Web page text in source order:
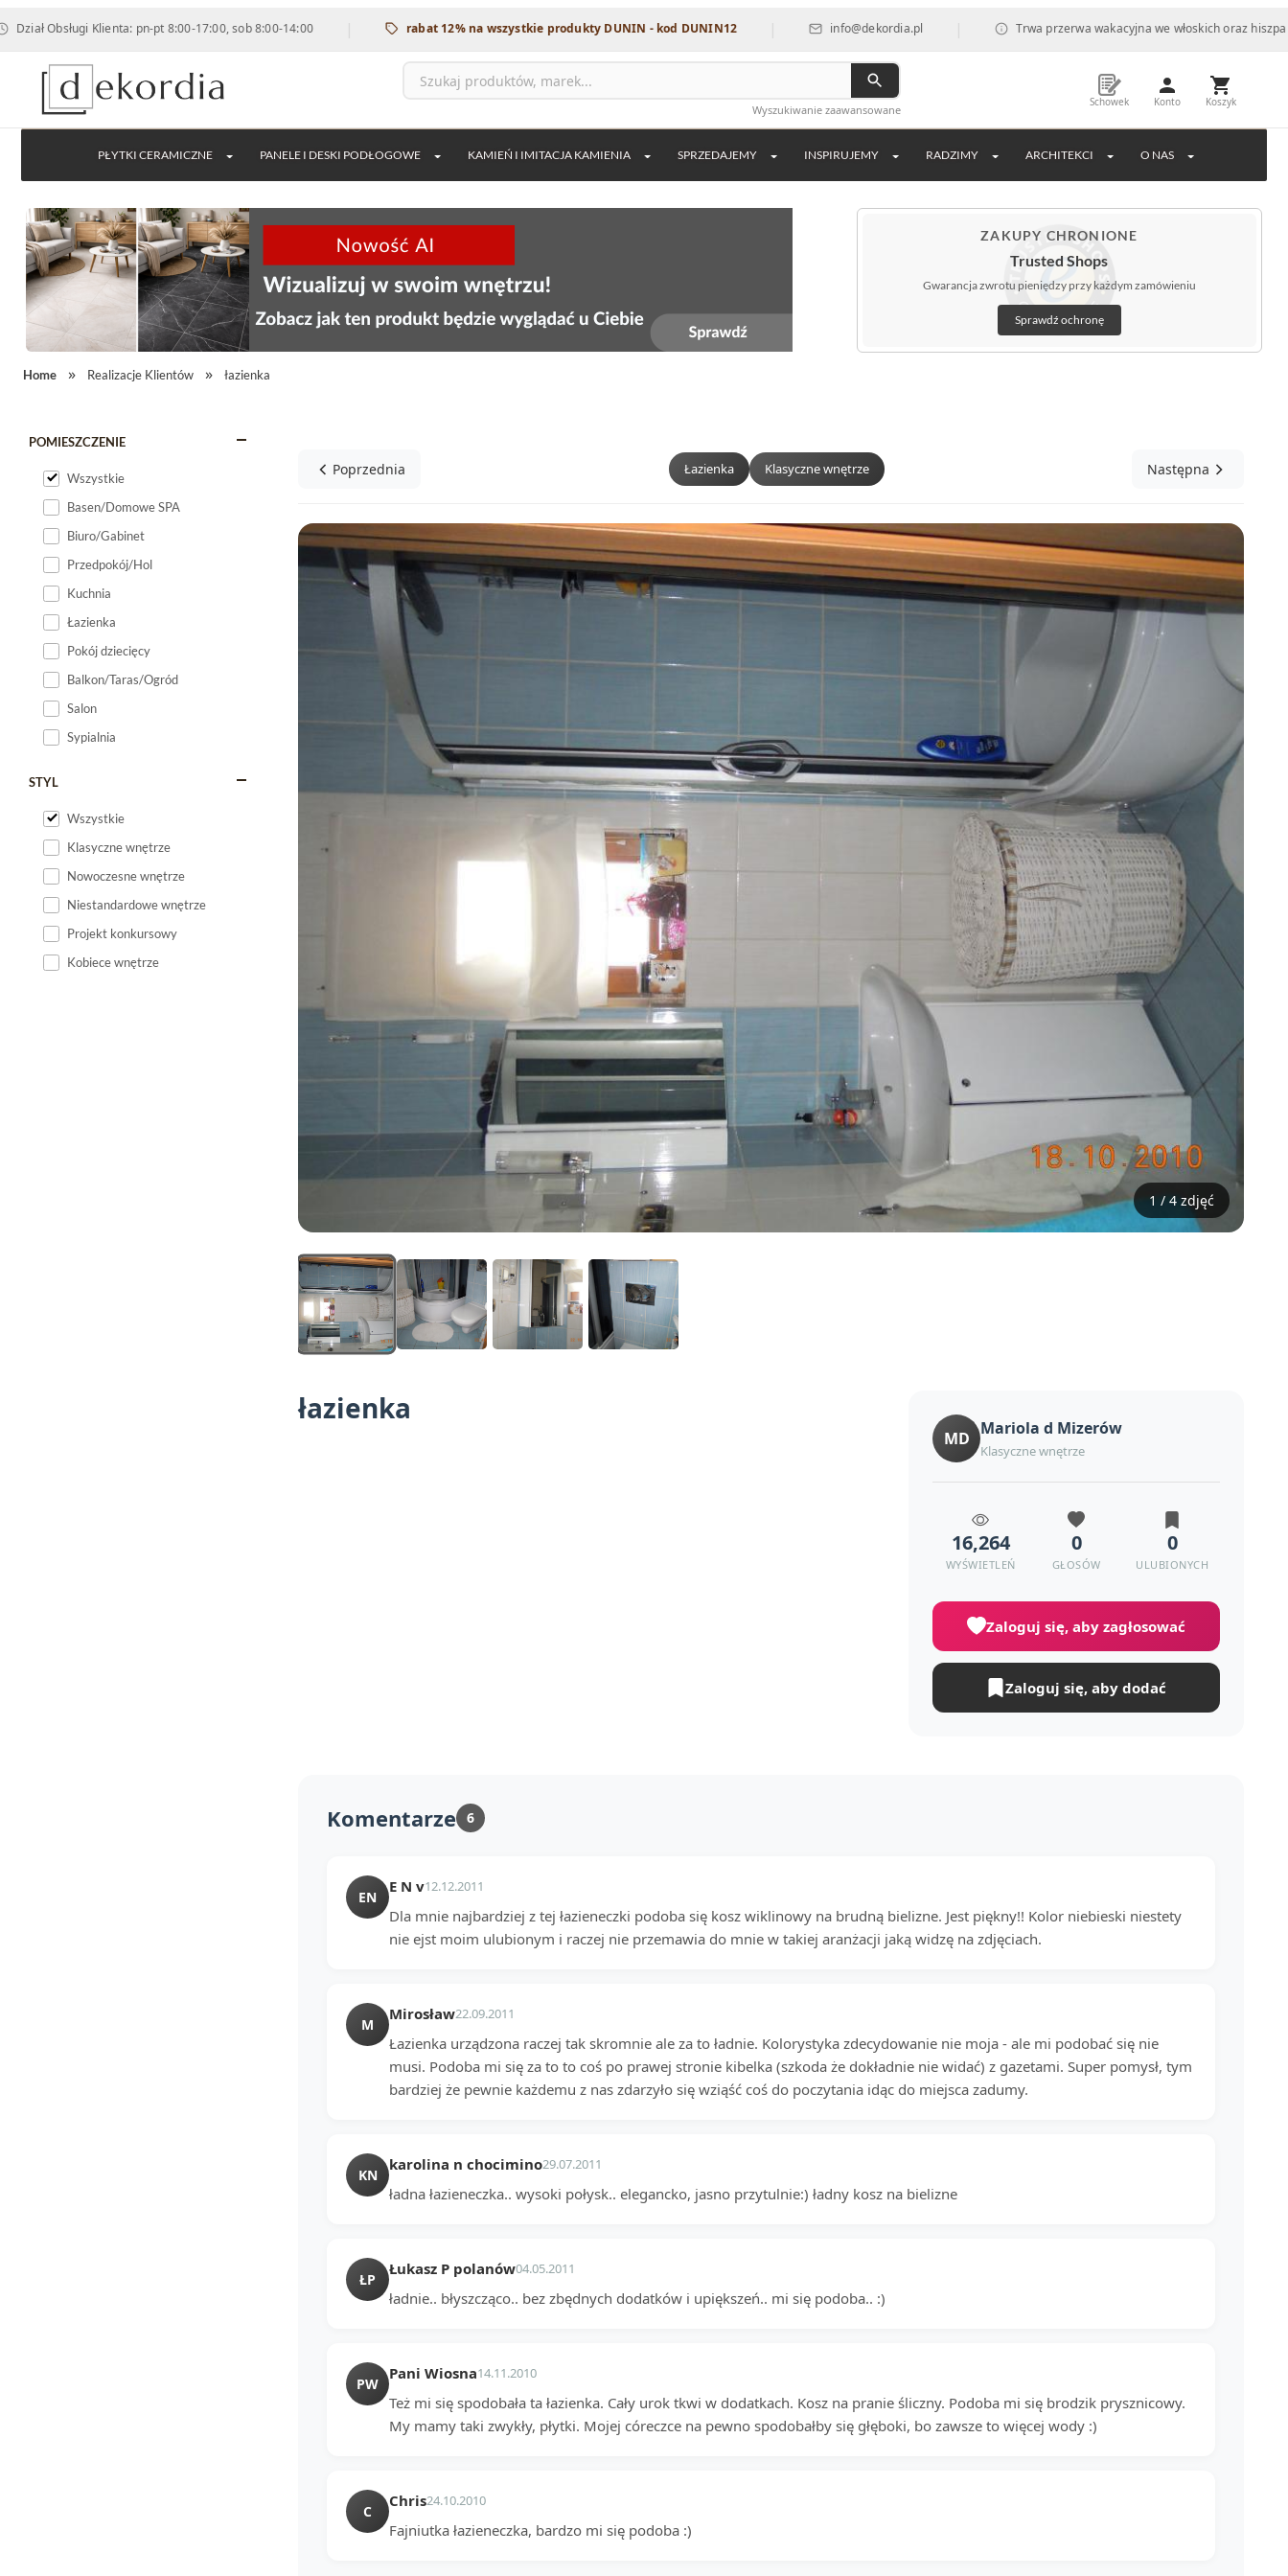
Klienta: pn-pt 8:00-17:00, sob 8:00-14:00 | rabat 12% na wszystkie produkty DUNIN - kod DUNIN12 | info@dekordia.pl | Trwa przerwa wakacyjna we włoskich oraz hiszpańskich
Wyszukiwanie zaawansowane
Schowek Konto Koszyk
PŁYTKI CERAMICZNE PANELE I DESKI PODŁOGOWE KAMIEŃ I IMITACJA KAMIENIA SPRZEDAJEMY INSPIRUJEMY RADZIMY ARCHITEKCI O NAS
ZAKUPY CHRONIONE
Trusted Shops
Gwarancja zwrotu pieniędzy przy każdym zamówieniu
Sprawdź ochronę
Home Realizacje Klientów łazienka
POMIESZCZENIE
Wszystkie
Basen/Domowe SPA
Biuro/Gabinet
Przedpokój/Hol
Kuchnia
Łazienka
Pokój dziecięcy
Balkon/Taras/Ogród
Salon
Sypialnia
STYL
Wszystkie
Klasyczne wnętrze
Nowoczesne wnętrze
Niestandardowe wnętrze
Projekt konkursowy
Kobiece wnętrze
Poprzednia Łazienka Klasyczne wnętrze Następna
1 / 4 zdjęć
łazienka
MD Mariola d Mizerów
Klasyczne wnętrze
16,264
WYŚWIETLEŃ
0
GŁOSÓW
0
ULUBIONYCH
Zaloguj się, aby zagłosować
Zaloguj się, aby dodać
Komentarze 6
EN
E N v12.12.2011
Dla mnie najbardziej z tej łazieneczki podoba się kosz wiklinowy na brudną bielizne. Jest piękny!! Kolor niebieski niestety
nie ejst moim ulubionym i raczej nie przemawia do mnie w takiej aranżacji jaką widzę na zdjęciach.
M
Mirosław22.09.2011
Łazienka urządzona raczej tak skromnie ale za to ładnie. Kolorystyka zdecydowanie nie moja - ale mi podobać się nie
musi. Podoba mi się za to to coś po prawej stronie kibelka (szkoda że dokładnie nie widać) z gazetami. Super pomysł, tym
bardziej że pewnie każdemu z nas zdarzyło się wziąść coś do poczytania idąc do miejsca zadumy.
KN
karolina n chocimino29.07.2011
ładna łazieneczka.. wysoki połysk.. elegancko, jasno przytulnie:) ładny kosz na bielizne
ŁP
Łukasz P polanów04.05.2011
ładnie.. błyszcząco.. bez zbędnych dodatków i upiększeń.. mi się podoba.. :)
PW
Pani Wiosna14.11.2010
Też mi się spodobała ta łazienka. Cały urok tkwi w dodatkach. Kosz na pranie śliczny. Podoba mi się brodzik prysznicowy.
My mamy taki zwykły, płytki. Mojej córeczce na pewno spodobałby się głęboki, bo zawsze to więcej wody :)
C
Chris24.10.2010
Fajniutka łazieneczka, bardzo mi się podoba :)